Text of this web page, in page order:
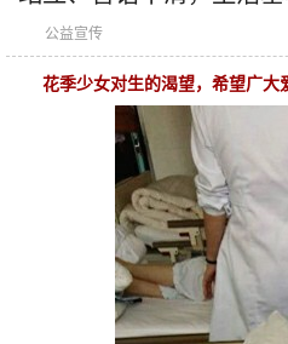
公益宣传
花季少女对生的渴望，希望广大